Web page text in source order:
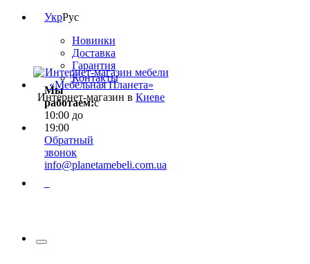
УкрРус
Новинки
Доставка
Гарантия
Контакты
Мы
работаем:с
10:00 до
19:00
Обратный
звонок
info@planetamebeli.com.ua
Интернет-магазин в Киеве